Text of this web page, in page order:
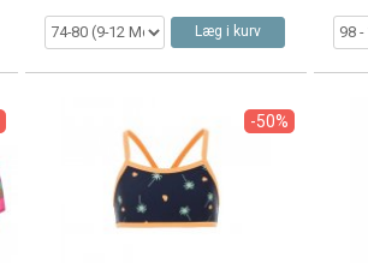
Læg i kurv
-50%